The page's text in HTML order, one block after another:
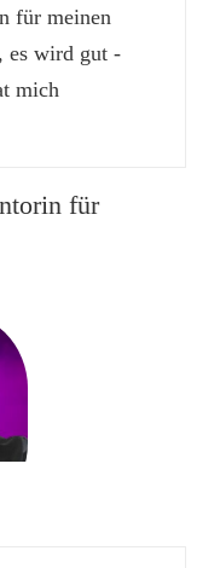
für meinen
es wird gut -
mich
für